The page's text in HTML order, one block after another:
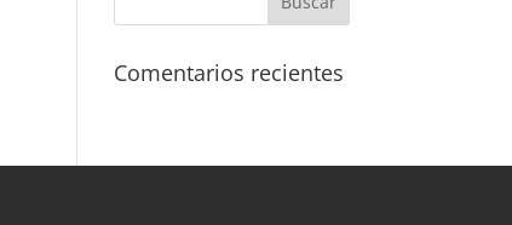
Comentarios recientes